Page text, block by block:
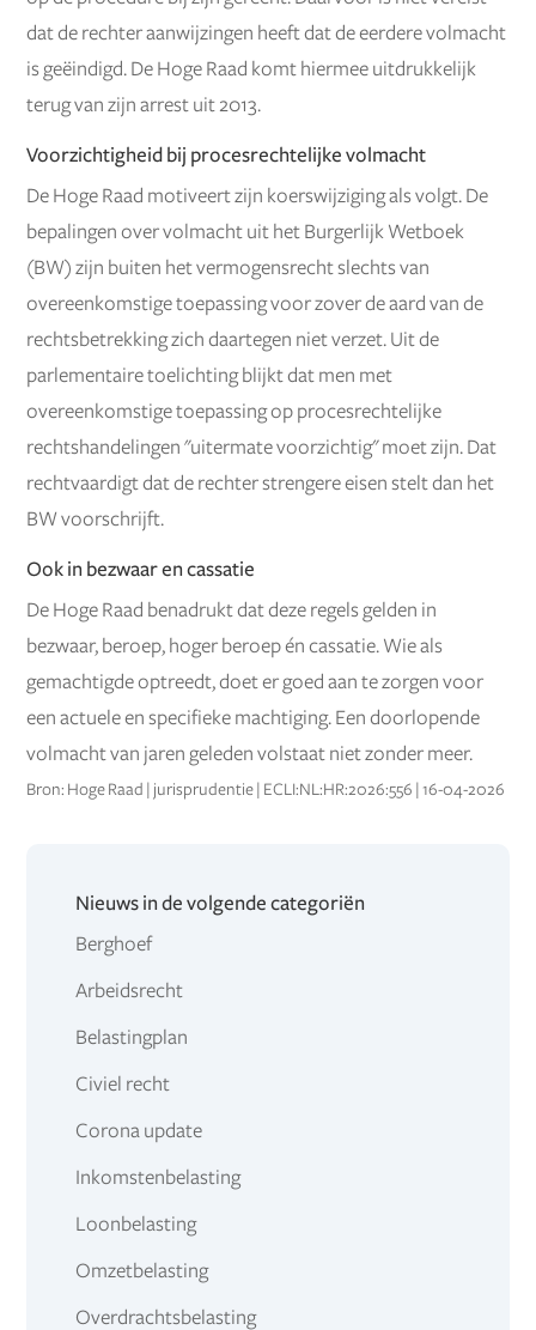
dat de rechter aanwijzingen heeft dat de eerdere volmacht
is geëindigd. De Hoge Raad komt hiermee uitdrukkelijk
terug van zijn arrest uit 2013.
Voorzichtigheid bij procesrechtelijke volmacht
De Hoge Raad motiveert zijn koerswijziging als volgt. De
bepalingen over volmacht uit het Burgerlijk Wetboek
(BW) zijn buiten het vermogensrecht slechts van
overeenkomstige toepassing voor zover de aard van de
rechtsbetrekking zich daartegen niet verzet. Uit de
parlementaire toelichting blijkt dat men met
overeenkomstige toepassing op procesrechtelijke
rechtshandelingen "uitermate voorzichtig" moet zijn. Dat
rechtvaardigt dat de rechter strengere eisen stelt dan het
BW voorschrijft.
Ook in bezwaar en cassatie
De Hoge Raad benadrukt dat deze regels gelden in
bezwaar, beroep, hoger beroep én cassatie. Wie als
gemachtigde optreedt, doet er goed aan te zorgen voor
een actuele en specifieke machtiging. Een doorlopende
volmacht van jaren geleden volstaat niet zonder meer.
Bron: Hoge Raad | jurisprudentie | ECLI:NL:HR:2026:556 | 16-04-2026
Nieuws in de volgende categoriën
Berghoef
Arbeidsrecht
Belastingplan
Civiel recht
Corona update
Inkomstenbelasting
Loonbelasting
Omzetbelasting
Overdrachtsbelasting